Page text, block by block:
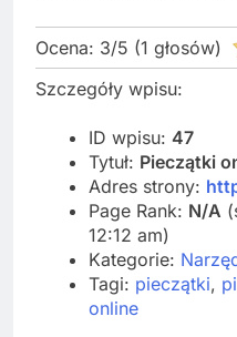
Ocena: 3/5 (1 głosów)
Szczegóły wpisu:
ID wpisu: 47
Tytuł: Pieczątki
Adres strony:
Page Rank: N/A
12:12 am)
Kategorie:
Tagi: pieczątki,
online